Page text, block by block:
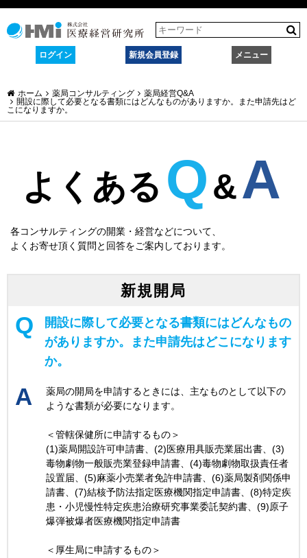
ログイン 新規会員登録 メニュー
ホーム 薬局コンサルティング
薬局経営Q&A
開設に際して必要となる書類にはどんなものがありますか。また申請先はど
こになりますか。
よくある Q&A
各コンサルティングの開業・経営などについて、
よくお寄せ頂く質問と回答をご案内しております。
新規開局
開設に際して必要となる書類にはどんなもの
がありますか。また申請先はどこになります
か。
薬局の開局を申請するときには、主なものとして以下の
ような書類が必要になります。
＜管轄保健所に申請するもの＞
(1)薬局開設許可申請書、(2)医療用具販売業届出書、(3)
毒物劇物一般販売業登録申請書、(4)毒物劇物取扱責任者
設置届、(5)麻薬小売業者免許申請書、(6)薬局製剤関係申
請書、(7)結核予防法指定医療機関指定申請書、(8)特定疾
患・小児慢性特定疾患治療研究事業委託契約書、(9)原子
爆弾被爆者医療機関指定申請書
＜厚生局に申請するもの＞